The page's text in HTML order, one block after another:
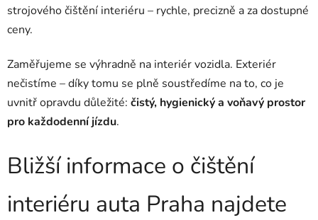
strojového čištění interiéru – rychle, precizně a za dostupné
ceny.
Zaměřujeme se výhradně na interiér vozidla. Exteriér
nečistíme – díky tomu se plně soustředíme na to, co je
uvnitř opravdu důležité: čistý, hygienický a voňavý prostor
pro každodenní jízdu.
Bližší informace o čištění
interiéru auta Praha najdete